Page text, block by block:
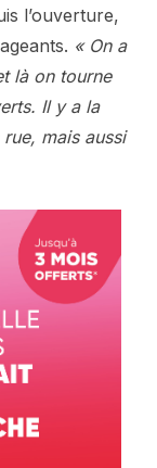
l’ouverture,
« On a
là on tourne
Il y a la
mais aussi